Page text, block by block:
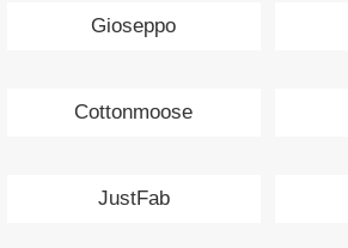
Gioseppo
Cottonmoose
JustFab